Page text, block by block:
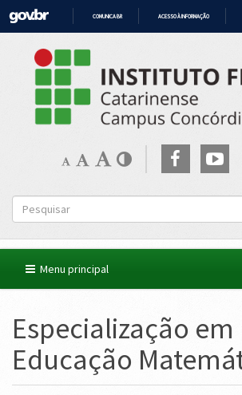
CONTEÚDO
COMUNICA BR ACESSO À INFORMAÇÃO
Menu principal
Especialização em
Educação